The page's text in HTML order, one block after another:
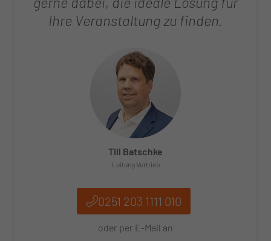
Ihre Veranstaltung zu finden.
Till Batschke
Leitung Vertrieb
0251 203 1111 010
oder per E‑Mail an